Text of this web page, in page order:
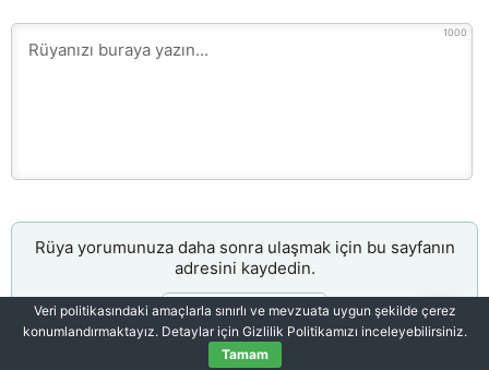
1000
Rüya yorumunuza daha sonra ulaşmak için bu sayfanın
adresini kaydedin.
Bağlantıyı kopyala
Veri politikasındaki amaçlarla sınırlı ve mevzuata uygun şekilde çerez
konumlandırmaktayız. Detaylar için Gizlilik Politikamızı inceleyebilirsiniz.
Tamam